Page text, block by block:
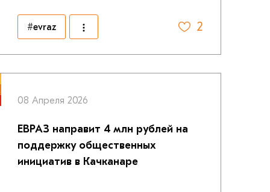
#evraz 2
08 Апреля 2026
ЕВРАЗ направит 4 млн рублей на
поддержку общественных
инициатив в Качканаре